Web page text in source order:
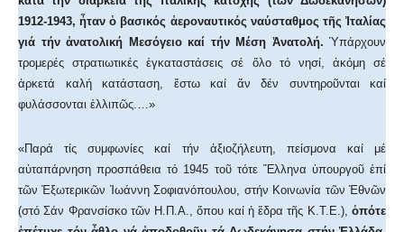
1912-1943, ἦταν ὁ βασικός ἀεροναυτικός ναύσταθμος τῆς Ἰταλίας
γιά τήν ἀνατολική Μεσόγειο καί τήν Μέση Ἀνατολή. Ὑπάρχουν
τρομερές στρατιωτικές ἐγκαταστάσεις σέ ὅλο τό νησί, ἀκόμη σέ
ἀρκετά καλή κατάσταση, ἔστω καί ἄν δέν συντηροῦνται καί
φυλάσσονται ἐλλιπῶς.…»
«Παρά τίς συμφωνίες καί τήν ἀξιοζήλευτη, πείσμονα καί μέ
αὐταπάρνηση προσπάθεια τό 1945 τοῦ τότε Ἕλληνα ὑπουργοῦ ἐπί
τῶν Ἐξωτερικῶν Ἰωάννη Σοφιανόπουλου, στήν Κοινωνία τῶν Ἐθνῶν
(στό Σάν Φρανσίσκο τῶν Η.Π.Α., ὅπου καί ἡ ἕδρα τῆς Κ.Τ.Ε.), ὁπότε